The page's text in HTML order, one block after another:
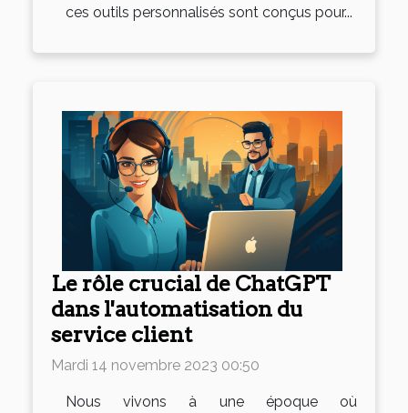
ces outils personnalisés sont conçus pour...
Le rôle crucial de ChatGPT
dans l'automatisation du
service client
Mardi 14 novembre 2023 00:50
Nous vivons à une époque où